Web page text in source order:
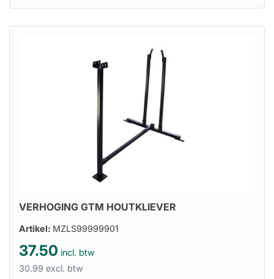
VERHOGING GTM HOUTKLIEVER
Artikel: MZLS99999901
37.50 incl. btw
30.99 excl. btw